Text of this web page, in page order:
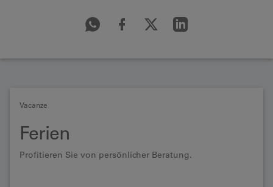
Vacanze
Ferien
Profitieren Sie von persönlicher Beratung.